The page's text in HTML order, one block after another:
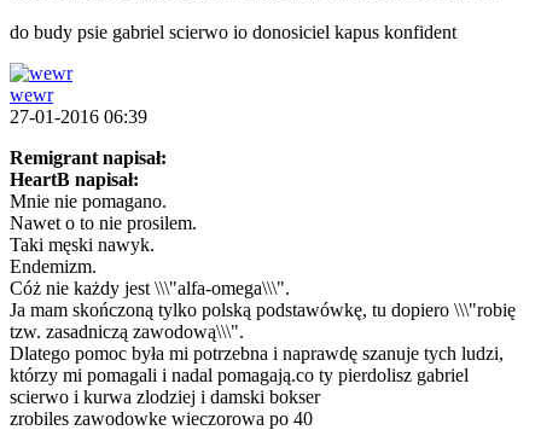
do budy psie gabriel scierwo io donosiciel kapus konfident
wewr
27-01-2016 06:39
Remigrant napisał:
HeartB napisał:
Mnie nie pomagano.
Nawet o to nie prosilem.
Taki męski nawyk.
Endemizm.
Cóż nie każdy jest \\\"alfa-omega\\\".
Ja mam skończoną tylko polską podstawówkę, tu dopiero \\\"robię
tzw. zasadniczą zawodową\\\".
Dlatego pomoc była mi potrzebna i naprawdę szanuje tych ludzi,
którzy mi pomagali i nadal pomagają.co ty pierdolisz gabriel
scierwo i kurwa zlodziej i damski bokser
zrobiles zawodowke wieczorowa po 40